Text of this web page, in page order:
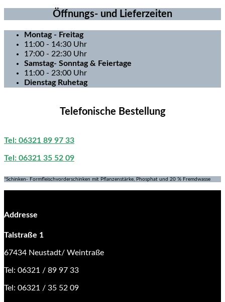
Öffnungs- und Lieferzeiten
Montag - Freitag
11:00 - 14:30 Uhr
17:00 - 22:30 Uhr
Samstag- Sonntag & Feiertage
11:00 - 23:00 Uhr
Dienstag Ruhetag
Telefonische Bestellung
Tel: 06321 89 97 33
Tel: 06321 35 52 09
*Schinken- Formfleischvorderschinken mit Pflanzenstärke, Phosphat und 20 % Fremdwasse
Addresse
Talstraße 1
67434 Neustadt/ Weintraße
Tel: 06321 / 89 97 33
Tel: 06321 / 35 52 09